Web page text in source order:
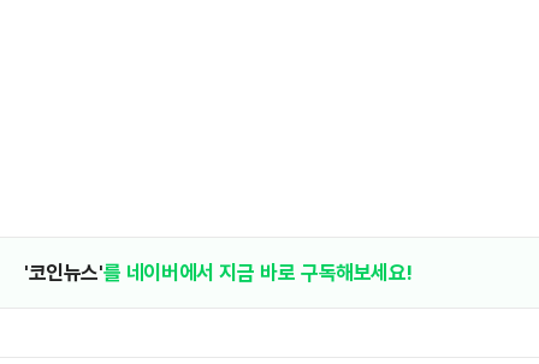
'코인뉴스'를 네이버에서 지금 바로 구독해보세요!